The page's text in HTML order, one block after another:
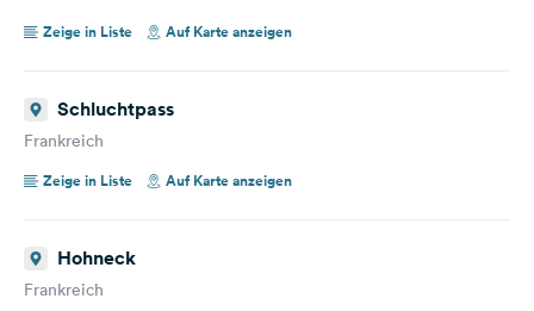
Zeige in Liste
Auf Karte anzeigen
Schluchtpass
Frankreich
Zeige in Liste
Auf Karte anzeigen
Hohneck
Frankreich